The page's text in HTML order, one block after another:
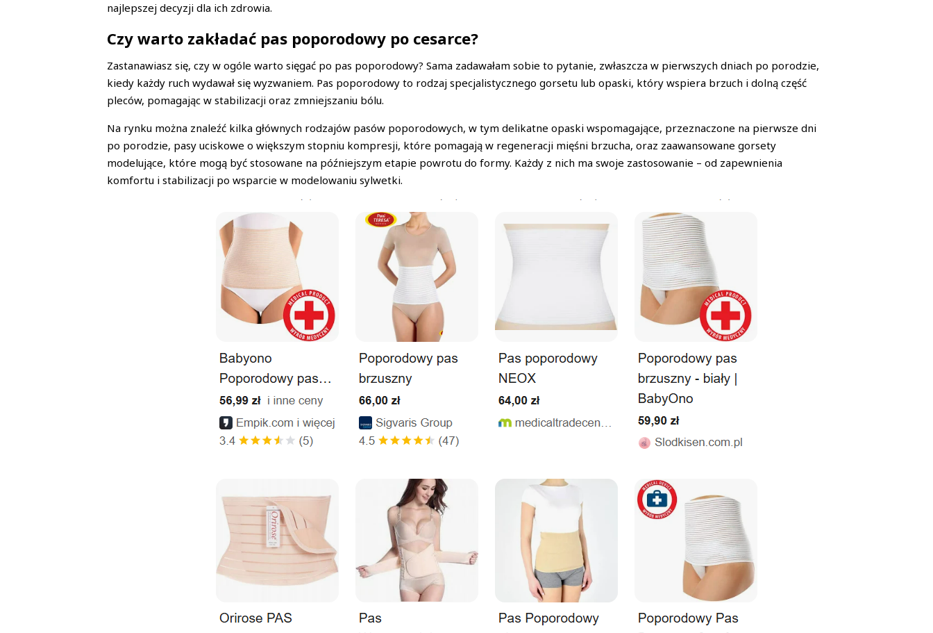
najlepszej decyzji dla ich zdrowia.
Czy warto zakładać pas poporodowy po cesarce?
Zastanawiasz się, czy w ogóle warto sięgać po pas poporodowy? Sama zadawałam sobie to pytanie, zwłaszcza w pierwszych dniach po porodzie,
kiedy każdy ruch wydawał się wyzwaniem. Pas poporodowy to rodzaj specjalistycznego gorsetu lub opaski, który wspiera brzuch i dolną część
pleców, pomagając w stabilizacji oraz zmniejszaniu bólu.
Na rynku można znaleźć kilka głównych rodzajów pasów poporodowych, w tym delikatne opaski wspomagające, przeznaczone na pierwsze dni
po porodzie, pasy uciskowe o większym stopniu kompresji, które pomagają w regeneracji mięśni brzucha, oraz zaawansowane gorsety
modelujące, które mogą być stosowane na późniejszym etapie powrotu do formy. Każdy z nich ma swoje zastosowanie – od zapewnienia
komfortu i stabilizacji po wsparcie w modelowaniu sylwetki.